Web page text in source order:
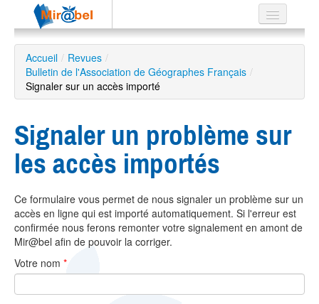
Le réseau
Soutien
Listes
Recherche
EN
ES
Accueil / Revues /
Bulletin de l'Association de Géographes Français /
Signaler sur un accès importé
Signaler un problème sur
les accès importés
Ce formulaire vous permet de nous signaler un problème sur un
accès en ligne qui est importé automatiquement. Si l'erreur est
confirmée nous ferons remonter votre signalement en amont de
Mir@bel afin de pouvoir la corriger.
Votre nom *